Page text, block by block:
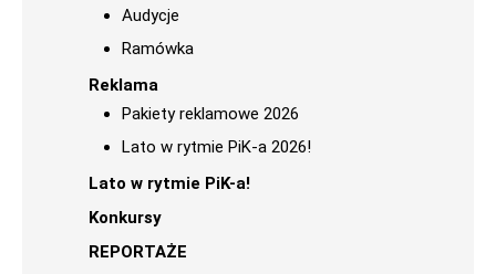
Audycje
Ramówka
Reklama
Pakiety reklamowe 2026
Lato w rytmie PiK-a 2026!
Lato w rytmie PiK-a!
Konkursy
REPORTAŻE